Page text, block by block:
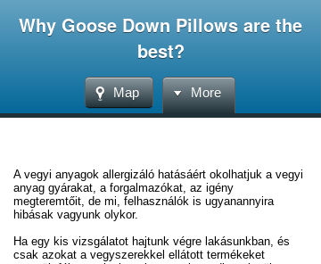
Why Goose Down Pillows are the
best?
Map More
A vegyi anyagok allergizáló hatásáért okolhatjuk a vegyi
anyag gyárakat, a forgalmazókat, az igény
megteremtőit, de mi, felhasználók is ugyanannyira
hibásak vagyunk olykor.
Ha egy kis vizsgálatot hajtunk végre lakásunkban, és
csak azokat a vegyszerekkel ellátott termékeket